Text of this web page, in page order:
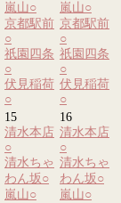
嵐山○
京都駅前
○
祇園四条
○
伏見稲荷
○
嵐山○
京都駅前
○
祇園四条
○
伏見稲荷
○
15
清水本店
○
清水ちゃ
わん坂○
嵐山○
16
清水本店
○
清水ちゃ
わん坂○
嵐山○